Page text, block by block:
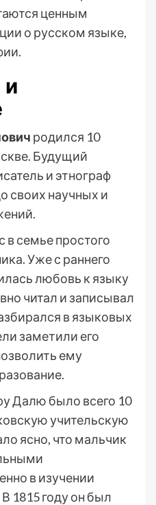
ценным
о русском языке,
и
родился 10
Будущий
и этнограф
своих научных и
семье простого
Уже с раннего
любовь к языку
читал и записывал
в языковых
заметили его
ему
Далю было всего 10
учительскую
ясно, что мальчик
в изучении
1815 году он был